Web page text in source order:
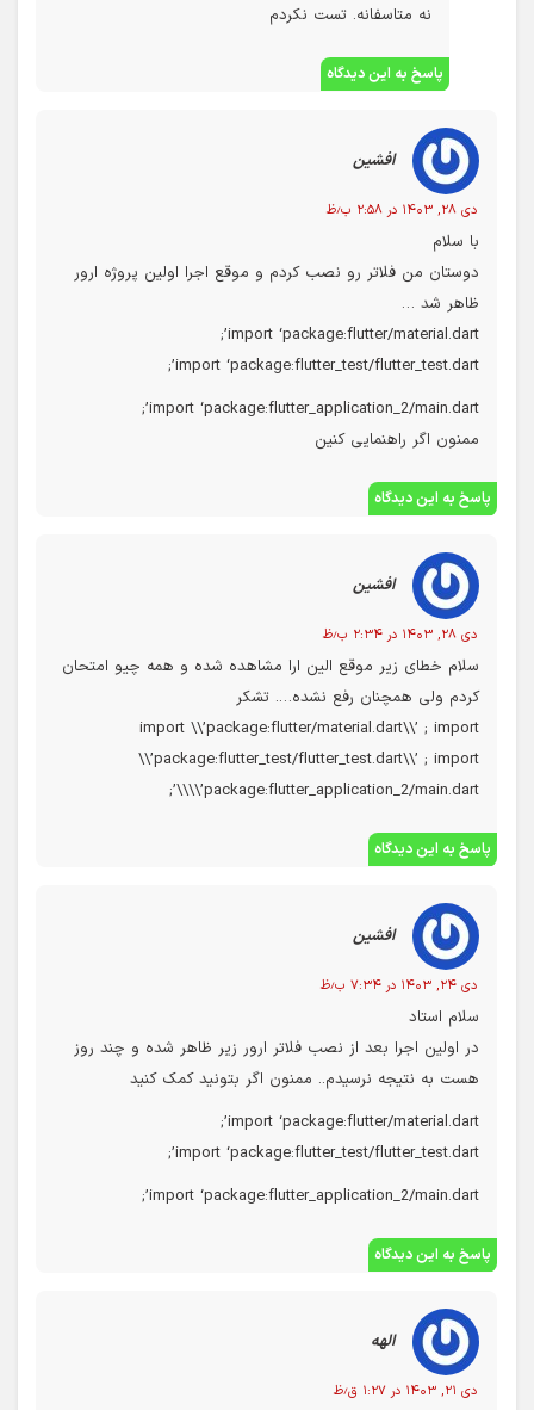
نه متاسفانه. تست نکردم
پاسخ به این دیدگاه
افشین
دی ۲۸, ۱۴۰۳ در ۲:۵۸ ب٫ظ
با سلام
دوستان من فلاتر رو نصب کردم و موقع اجرا اولین پروژه ارور
ظاهر شد …
import ‘package:flutter/material.dart’;
import ‘package:flutter_test/flutter_test.dart’;
import ‘package:flutter_application_2/main.dart’;
ممنون اگر راهنمایی کنین
پاسخ به این دیدگاه
افشین
دی ۲۸, ۱۴۰۳ در ۲:۳۴ ب٫ظ
سلام خطای زیر موقع الین ارا مشاهده شده و همه چیو امتحان
کردم ولی همچنان رفع نشده…. تشکر
import \\’package:flutter/material.dart\\’ ; import
\\’package:flutter_test/flutter_test.dart\\’ ; import
\\’package:flutter_application_2/main.dart\\’;
پاسخ به این دیدگاه
افشین
دی ۲۴, ۱۴۰۳ در ۷:۳۴ ب٫ظ
سلام استاد
در اولین اجرا بعد از نصب فلاتر ارور زیر ظاهر شده و چند روز
هست به نتیجه نرسیدم.. ممنون اگر بتونید کمک کنید
import ‘package:flutter/material.dart’;
import ‘package:flutter_test/flutter_test.dart’;
import ‘package:flutter_application_2/main.dart’;
پاسخ به این دیدگاه
الهه
دی ۲۱, ۱۴۰۳ در ۱:۲۷ ق٫ظ